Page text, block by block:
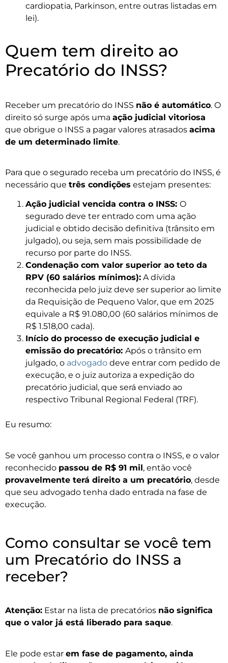
cardiopatia, Parkinson, entre outras listadas em
lei).
Quem tem direito ao
Precatório do INSS?
Receber um precatório do INSS não é automático. O
direito só surge após uma ação judicial vitoriosa
que obrigue o INSS a pagar valores atrasados acima
de um determinado limite.
Para que o segurado receba um precatório do INSS, é
necessário que três condições estejam presentes:
Ação judicial vencida contra o INSS: O
segurado deve ter entrado com uma ação
judicial e obtido decisão definitiva (trânsito em
julgado), ou seja, sem mais possibilidade de
recurso por parte do INSS.
Condenação com valor superior ao teto da
RPV (60 salários mínimos): A dívida
reconhecida pelo juiz deve ser superior ao limite
da Requisição de Pequeno Valor, que em 2025
equivale a R$ 91.080,00 (60 salários mínimos de
R$ 1.518,00 cada).
Início do processo de execução judicial e
emissão do precatório: Após o trânsito em
julgado, o advogado deve entrar com pedido de
execução, e o juiz autoriza a expedição do
precatório judicial, que será enviado ao
respectivo Tribunal Regional Federal (TRF).
Eu resumo:
Se você ganhou um processo contra o INSS, e o valor
reconhecido passou de R$ 91 mil, então você
provavelmente terá direito a um precatório, desde
que seu advogado tenha dado entrada na fase de
execução.
Como consultar se você tem
um Precatório do INSS a
receber?
Atenção: Estar na lista de precatórios não significa
que o valor já está liberado para saque.
Ele pode estar em fase de pagamento, ainda